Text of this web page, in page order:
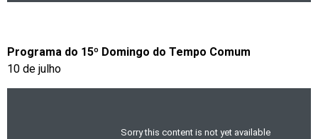
Programa do 15º Domingo do Tempo Comum
10 de julho